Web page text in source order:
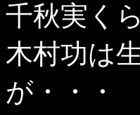
千秋実く
木村功は
が・・・